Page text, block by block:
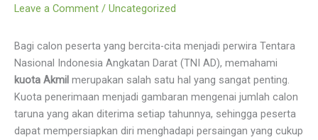
Leave a Comment / Uncategorized
Bagi calon peserta yang bercita-cita menjadi perwira Tentara
Nasional Indonesia Angkatan Darat (TNI AD), memahami
kuota Akmil merupakan salah satu hal yang sangat penting.
Kuota penerimaan menjadi gambaran mengenai jumlah calon
taruna yang akan diterima setiap tahunnya, sehingga peserta
dapat mempersiapkan diri menghadapi persaingan yang cukup